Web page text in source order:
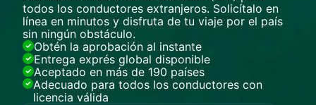
todos los conductores extranjeros. Solicítalo en
línea en minutos y disfruta de tu viaje por el país
sin ningún obstáculo.
Obtén la aprobación al instante
Entrega exprés global disponible
Aceptado en más de 190 países
Adecuado para todos los conductores con
licencia válida